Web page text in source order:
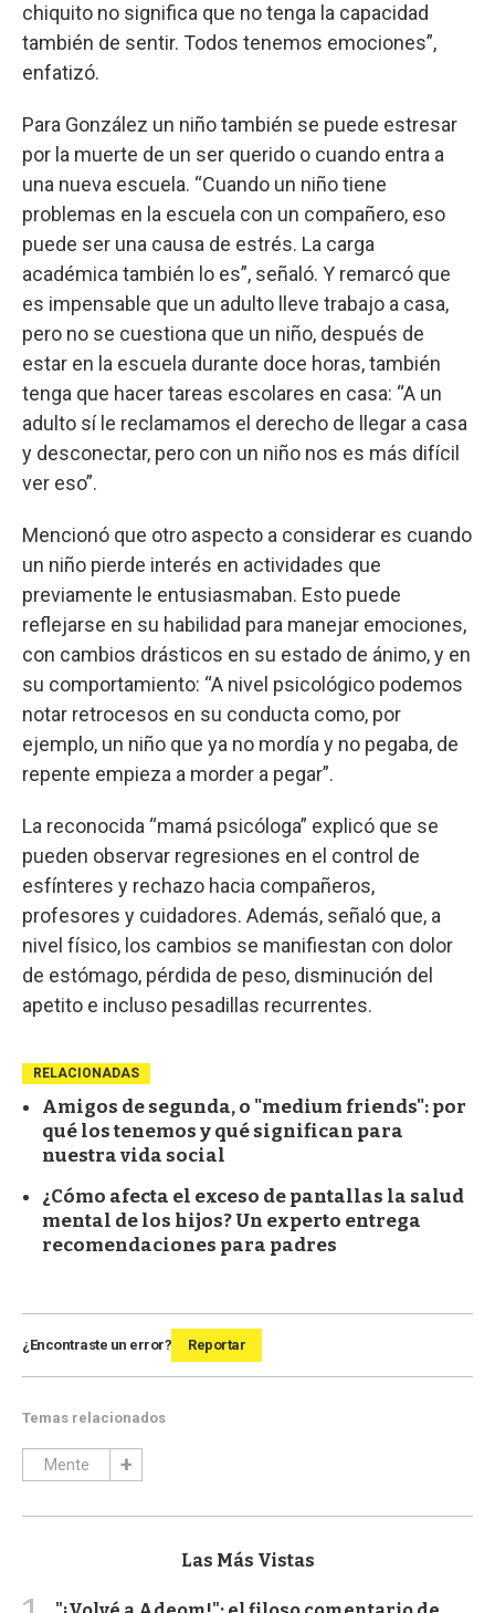
chiquito no significa que no tenga la capacidad
también de sentir. Todos tenemos emociones”,
enfatizó.
Para González un niño también se puede estresar
por la muerte de un ser querido o cuando entra a
una nueva escuela. “Cuando un niño tiene
problemas en la escuela con un compañero, eso
puede ser una causa de estrés. La carga
académica también lo es”, señaló. Y remarcó que
es impensable que un adulto lleve trabajo a casa,
pero no se cuestiona que un niño, después de
estar en la escuela durante doce horas, también
tenga que hacer tareas escolares en casa: “A un
adulto sí le reclamamos el derecho de llegar a casa
y desconectar, pero con un niño nos es más difícil
ver eso”.
Mencionó que otro aspecto a considerar es cuando
un niño pierde interés en actividades que
previamente le entusiasmaban. Esto puede
reflejarse en su habilidad para manejar emociones,
con cambios drásticos en su estado de ánimo, y en
su comportamiento: “A nivel psicológico podemos
notar retrocesos en su conducta como, por
ejemplo, un niño que ya no mordía y no pegaba, de
repente empieza a morder a pegar”.
La reconocida “mamá psicóloga” explicó que se
pueden observar regresiones en el control de
esfínteres y rechazo hacia compañeros,
profesores y cuidadores. Además, señaló que, a
nivel físico, los cambios se manifiestan con dolor
de estómago, pérdida de peso, disminución del
apetito e incluso pesadillas recurrentes.
RELACIONADAS
Amigos de segunda, o "medium friends": por
qué los tenemos y qué significan para
nuestra vida social
¿Cómo afecta el exceso de pantallas la salud
mental de los hijos? Un experto entrega
recomendaciones para padres
¿Encontraste un error? Reportar
Temas relacionados
Mente
Las Más Vistas